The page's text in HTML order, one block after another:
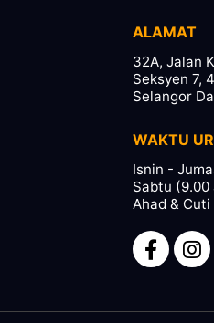
ALAMAT
32A, Jalan
Seksyen 7,
Selangor
WAKTU
Isnin -
Sabtu (9.00
Ahad & Cuti